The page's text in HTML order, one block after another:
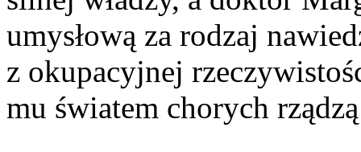
umysłową za rodzaj
z okupacyjnej
mu światem chorych